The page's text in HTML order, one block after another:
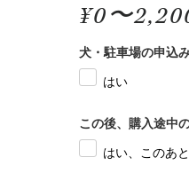
¥0〜
犬・駐車場の申込
はい
この後、購入途中
はい、このあ